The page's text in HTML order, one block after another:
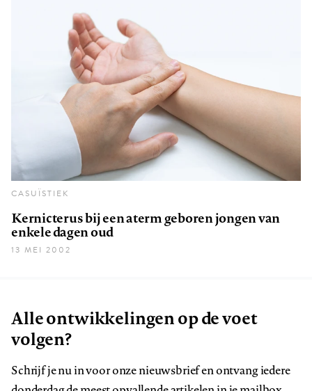
CASUÏSTIEK
Kernicterus bij een aterm geboren jongen van
enkele dagen oud
13 MEI 2002
Alle ontwikkelingen op de voet
volgen?
Schrijf je nu in voor onze nieuwsbrief en ontvang iedere